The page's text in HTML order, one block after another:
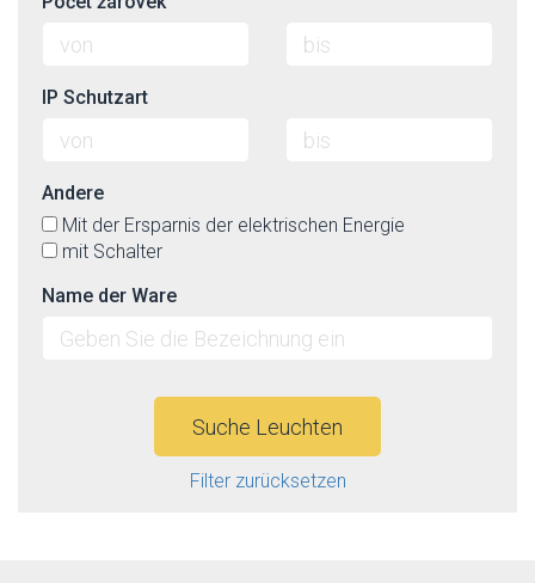
IP Schutzart
Andere
Mit der Ersparnis der elektrischen Energie
mit Schalter
Name der Ware
Suche Leuchten
Filter zurücksetzen